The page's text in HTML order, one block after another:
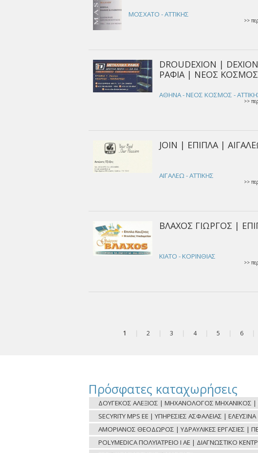
ΜΟΣΧΑΤΟ - ΑΤΤΙΚΗΣ
>>
DROUDEXION |
ΡΑΦΙΑ | ΝΕΟΣ ΚΟΣΜΟΣ
ΑΘΗΝΑ - ΝΕΟΣ ΚΟΣΜΟΣ -
>>
JOIN | ΕΠΙΠΛΑ |
ΑΙΓΑΛΕΩ - ΑΤΤΙΚΗΣ
>>
ΒΛΑΧΟΣ ΓΙΩΡΓΟΣ |
ΚΙΑΤΟ - ΚΟΡΙΝΘΙΑΣ
>>
1 2 3 4 5 6
Πρόσφατες καταχωρήσεις
ΔΟΥΓΕΚΟΣ ΑΛΕΞΙΟΣ | ΜΗΧΑΝΟΛΟΓΟΣ ΜΗΧΑΝΙΚΟΣ |
SECYRITY MPS ΕΕ | ΥΠΗΡΕΣΙΕΣ ΑΣΦΑΛΕΙΑΣ | ΕΛΕΥΣΙΝΑ
ΑΜΟΡΙΑΝΟΣ ΘΕΟΔΩΡΟΣ | ΥΔΡΑΥΛΙΚΕΣ ΕΡΓΑΣΙΕΣ |
POLYMEDICA ΠΟΛΥΪΑΤΡΕΙΟ Ι ΑΕ | ΔΙΑΓΝΩΣΤΙΚΟ